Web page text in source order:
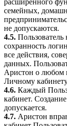
расширенного
семейных,
не допускаются.
4.5. Пользователь
сохранность
все действия,
данных.
Аристон о любом
Личному
4.6. Каждый
кабинет.
допускается.
4.7. Аристон